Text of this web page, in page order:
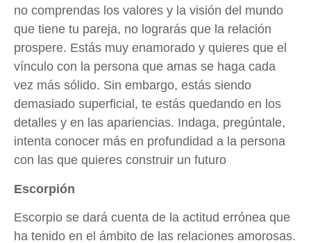
no comprendas los valores y la visión del mundo
que tiene tu pareja, no lograrás que la relación
prospere. Estás muy enamorado y quieres que el
vínculo con la persona que amas se haga cada
vez más sólido. Sin embargo, estás siendo
demasiado superficial, te estás quedando en los
detalles y en las apariencias. Indaga, pregúntale,
intenta conocer más en profundidad a la persona
con las que quieres construir un futuro
Escorpión
Escorpio se dará cuenta de la actitud errónea que
ha tenido en el ámbito de las relaciones amorosas.